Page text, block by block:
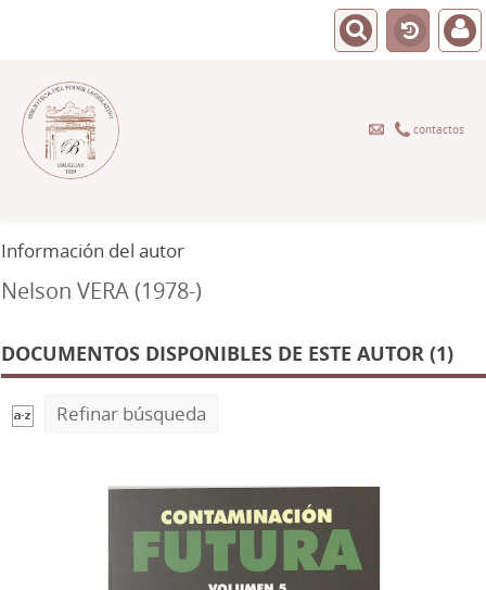
contactos
Información del autor
Nelson VERA (1978-)
DOCUMENTOS DISPONIBLES DE ESTE AUTOR (1)
Refinar búsqueda